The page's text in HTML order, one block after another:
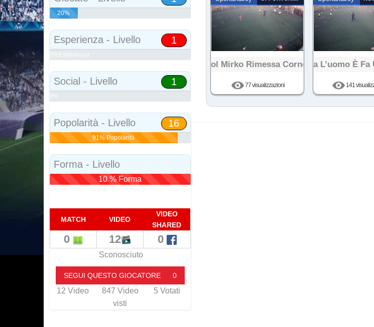
20%
Esperienza - Livello 1
0%Esperienza
Social - Livello 1
0%
Popolarità - Livello 16
91% Popolarità
Forma - Livello
10 % Forma
MATCH VIDEO
VIDEO
SHARED
0 12 0
Sconosciuto
SEGUI QUESTO GIOCATORE 0
12 Video 847 Video
visti
5 Votati
Gol Mirko Rimessa Corner
77 visualizzazioni
Salta L’uomo È Fa
141